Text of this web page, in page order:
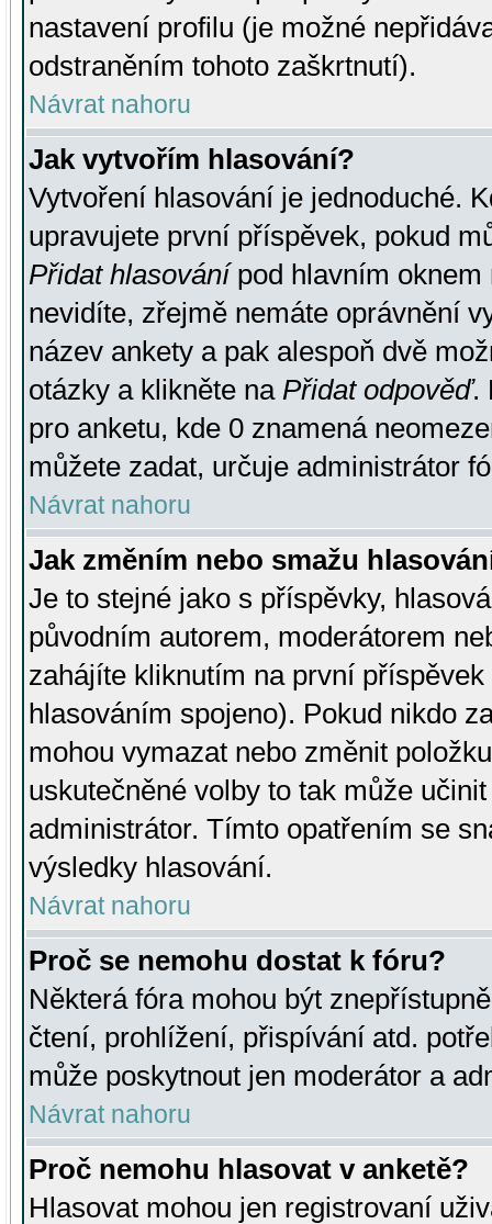
nastavení profilu (je možné
odstraněním tohoto zaškrtnutí).
Návrat nahoru
Jak vytvořím hlasování?
Vytvoření hlasování je jednoduché.
upravujete první příspěvek, pokud
Přidat hlasovánípod hlavním oknem
nevidíte, zřejmě nemáte oprávnění
název ankety a pak alespoň dvě
otázky a klikněte na Přidat odpověď.
pro anketu, kde 0 znamená
můžete zadat, určuje administrátor
Návrat nahoru
Jak změním nebo smažu
Je to stejné jako s příspěvky,
původním autorem, moderátorem
zahájíte kliknutím na první
hlasováním spojeno). Pokud nikdo
mohou vymazat nebo změnit
uskutečněné volby to tak může
administrátor. Tímto opatřením se
výsledky hlasování.
Návrat nahoru
Proč se nemohu dostat k fóru?
Některá fóra mohou být
čtení, prohlížení, přispívání atd.
může poskytnout jen moderátor a
Návrat nahoru
Proč nemohu hlasovat v anketě?
Hlasovat mohou jen registrovaní